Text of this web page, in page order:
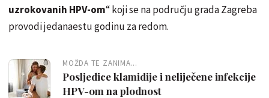
uzrokovanih HPV-om“ koji se na području grada Zagreba
provodi jedanaestu godinu za redom.
MOŽDA TE ZANIMA...
Posljedice klamidije i neliječene infekcije
HPV-om na plodnost